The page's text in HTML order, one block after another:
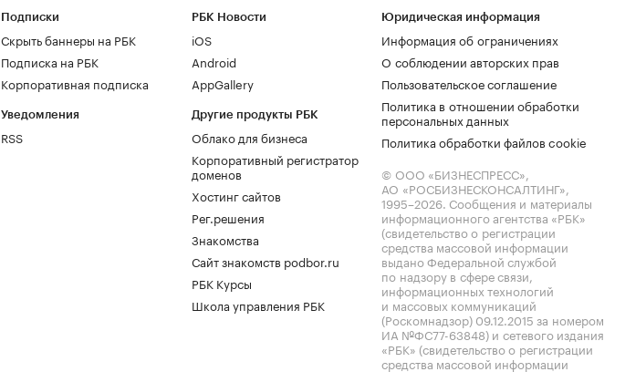
Подписки
Скрыть баннеры на РБК
Подписка на РБК
Корпоративная подписка
Уведомления
RSS
РБК Новости
iOS
Android
AppGallery
Другие продукты РБК
Облако для бизнеса
Корпоративный регистратор
доменов
Хостинг сайтов
Рег.решения
Знакомства
Сайт знакомств podbor.ru
РБК Курсы
Школа управления РБК
Юридическая информация
Информация об ограничениях
О соблюдении авторских прав
Пользовательское соглашение
Политика в отношении обработки
персональных данных
Политика обработки файлов cookie
© ООО «БИЗНЕСПРЕСС»,
АО «РОСБИЗНЕСКОНСАЛТИНГ»,
1995–2026. Сообщения и материалы
информационного агентства «РБК»
(свидетельство о регистрации
средства массовой информации
выдано Федеральной службой
по надзору в сфере связи,
информационных технологий
и массовых коммуникаций
(Роскомнадзор) 09.12.2015 за номером
ИА №ФС77-63848) и сетевого издания
«РБК» (свидетельство о регистрации
средства массовой информации